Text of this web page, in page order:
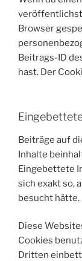
Browser
Beitrags-ID
hast. Der
Beiträge auf
Inhalte
Eingebettete
sich exakt so,
besucht hätte.
Diese
Cookies
Dritten